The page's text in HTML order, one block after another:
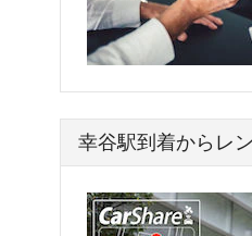
幸谷駅到着からレ